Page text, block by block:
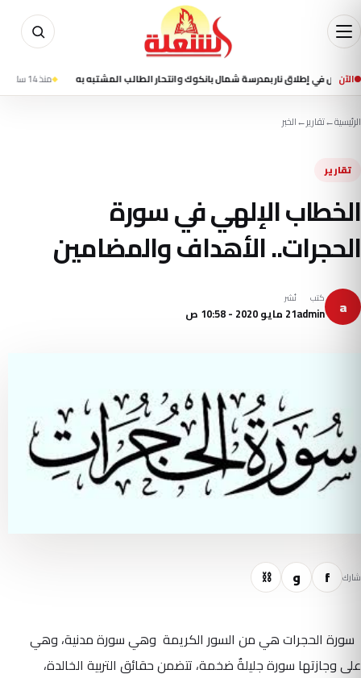
الآن منذ 14 ساعة مقتل شخصين وإصابة 13 في تفجير
الرئيسية←تقارير←الخبر
تقارير
الخطاب الإلهي في سورة
الحجرات.. الأهداف والمضامين
a كتب
admin
نُشر
21 مايو 2020 - 10:58 ص
شارك f و ⛓
سورة الحجرات هي من السور الكريمة وهي سورة مدنية، وهي
على وجازتها سورة جليلةٌ ضخمة، تتضمن حقائق التربية الخالدة،